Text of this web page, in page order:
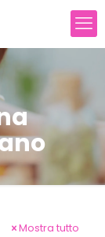
Mostra tutto